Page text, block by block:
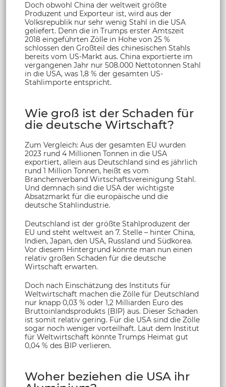
Doch obwohl China der weltweit größte
Produzent und Exporteur ist, wird aus der
Volksrepublik nur sehr wenig Stahl in die USA
geliefert. Denn die in Trumps erster Amtszeit
2018 eingeführten Zölle in Hohe von 25 %
schlossen den Großteil des chinesischen Stahls
bereits vom US-Markt aus. China exportierte im
vergangenen Jahr nur 508.000 Nettotonnen Stahl
in die USA, was 1,8 % der gesamten US-
Stahlimporte entspricht.
Wie groß ist der Schaden für
die deutsche Wirtschaft?
Zum Vergleich: Aus der gesamten EU wurden
2023 rund 4 Millionen Tonnen in die USA
exportiert, allein aus Deutschland sind es jährlich
rund 1 Million Tonnen, heißt es vom
Branchenverband Wirtschaftsvereinigung Stahl.
Und demnach sind die USA der wichtigste
Absatzmarkt für die europäische und die
deutsche Stahlindustrie.
Deutschland ist der größte Stahlproduzent der
EU und steht weltweit an 7. Stelle – hinter China,
Indien, Japan, den USA, Russland und Südkorea.
Vor diesem Hintergrund könnte man nun einen
relativ großen Schaden für die deutsche
Wirtschaft erwarten.
Doch nach Einschätzung des Instituts für
Weltwirtschaft machen die Zölle für Deutschland
nur knapp 0,03 % oder 1,2 Milliarden Euro des
Bruttoinlandsprodukts (BIP) aus. Dieser Schaden
ist somit relativ gering. Für die USA sind die Zölle
sogar noch weniger vorteilhaft. Laut dem Institut
für Weltwirtschaft könnte Trumps Heimat gut
0,04 % des BIP verlieren.
Woher beziehen die USA ihr